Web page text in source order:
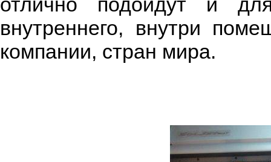
внутреннего, внутри
компании, стран мира.